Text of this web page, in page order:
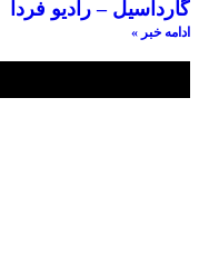
گارداسیل – رادیو فردا
ادامه خبر »